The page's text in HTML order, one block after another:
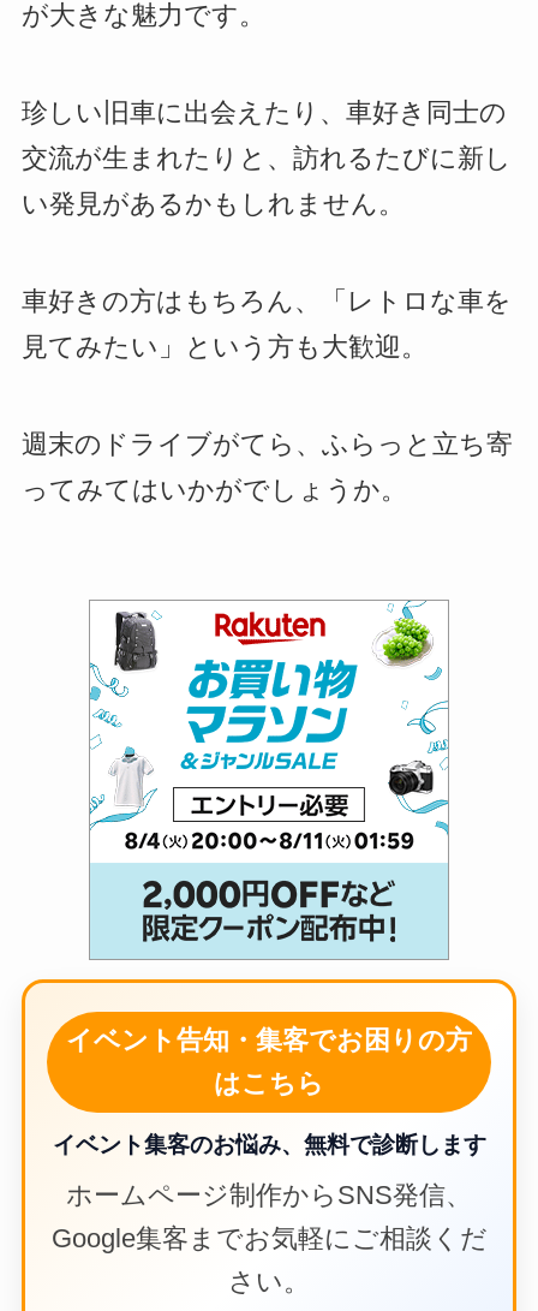
が大きな魅力です。
珍しい旧車に出会えたり、車好き同士の
交流が生まれたりと、訪れるたびに新し
い発見があるかもしれません。
車好きの方はもちろん、「レトロな車を
見てみたい」という方も大歓迎。
週末のドライブがてら、ふらっと立ち寄
ってみてはいかがでしょうか。
イベント告知・集客でお困りの方
はこちら
イベント集客のお悩み、無料で診断します
ホームページ制作からSNS発信、
Google集客までお気軽にご相談くだ
さい。